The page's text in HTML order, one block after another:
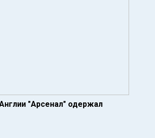
"Арсенал" одержал